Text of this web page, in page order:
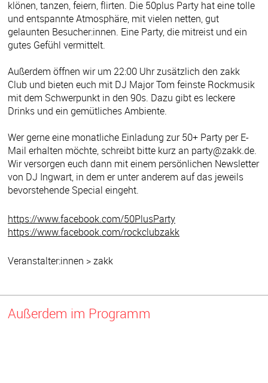
klönen, tanzen, feiern, flirten. Die 50plus Party hat eine tolle
und entspannte Atmosphäre, mit vielen netten, gut
gelaunten Besucher:innen. Eine Party, die mitreist und ein
gutes Gefühl vermittelt.
Außerdem öffnen wir um 22:00 Uhr zusätzlich den zakk
Club und bieten euch mit DJ Major Tom feinste Rockmusik
mit dem Schwerpunkt in den 90s. Dazu gibt es leckere
Drinks und ein gemütliches Ambiente.
Wer gerne eine monatliche Einladung zur 50+ Party per E-
Mail erhalten möchte, schreibt bitte kurz an party@zakk.de.
Wir versorgen euch dann mit einem persönlichen Newsletter
von DJ Ingwart, in dem er unter anderem auf das jeweils
bevorstehende Special eingeht.
https://www.facebook.com/50PlusParty
https://www.facebook.com/rockclubzakk
Veranstalter:innen > zakk
Außerdem im Programm